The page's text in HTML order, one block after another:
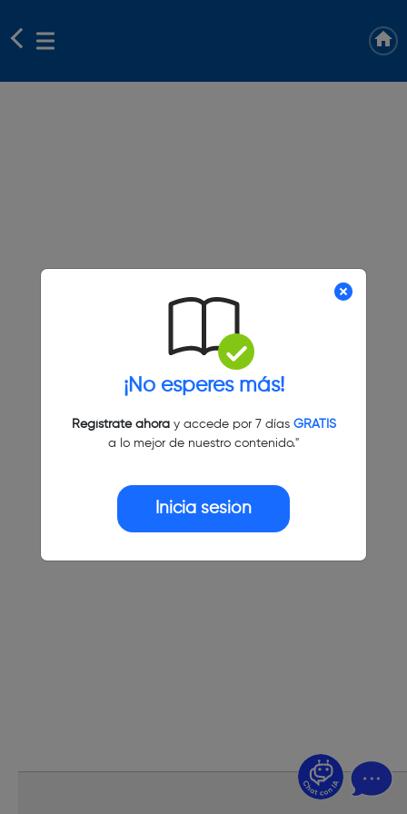
¡No esperes más!
Regístrate ahoray accede por 7 días GRATIS
a lo mejor de nuestro contenido."
Inicia sesión